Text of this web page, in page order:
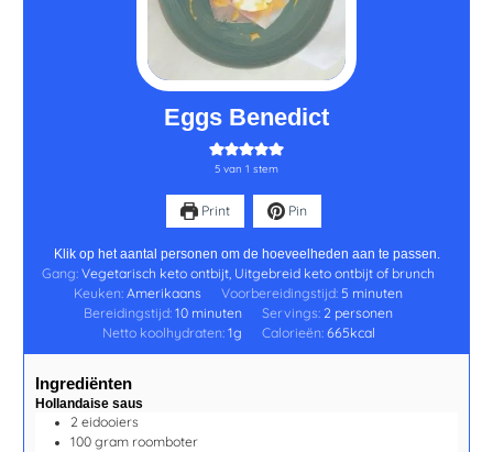
Eggs Benedict
5 van 1 stem
Print Pin
Klik op het aantal personen om de hoeveelheden aan te passen.
Gang:Vegetarisch keto ontbijt, Uitgebreid keto ontbijt of brunch
Keuken:Amerikaans Voorbereidingstijd: 5 minuten
Bereidingstijd:10 minuten Servings: 2 personen
Netto koolhydraten: 1g Calorieën: 665kcal
Ingrediënten
Hollandaise saus
2 eidooiers
100 gram roomboter